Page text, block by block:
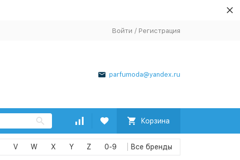
Войти / Регистрация
parfumoda@yandex.ru
Корзина
V W X Y Z 0-9